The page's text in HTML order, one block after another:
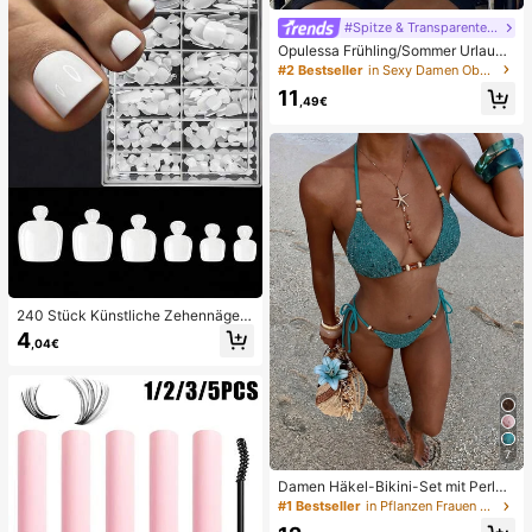
gsaufhellend
240 Stück Künstliche Zehennägel,
12 Größen, weiße vollständige Abd
eckung Klebe-Zehennagelverlänge
nnagelverlängerungen
4 ,04€
#Spitze & Transparente Stile
Opulessa Frühling/Sommer Urlaub
Einfarbiges Strick Spitze Damen To
#2 Bestseller in Sexy Damen Oberteile, Blusen & T-Shirts
11 ,49€
7
Damen Häkel-Bikini-Set mit Perle
n, Neckholder, rückenfrei, sexy, 2-t
#1 Bestseller in Pflanzen Frauen Bikini-Sets